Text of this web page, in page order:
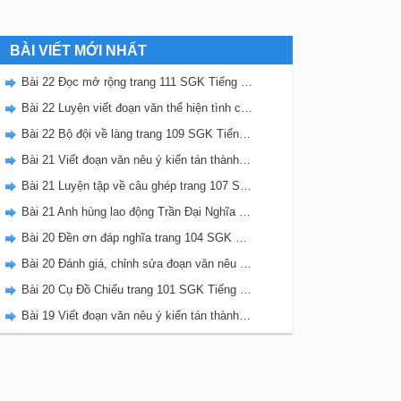
BÀI VIẾT MỚI NHẤT
Bài 22 Đọc mở rộng trang 111 SGK Tiếng Việt 5 Kết nối tri thức tập 2
Bài 22 Luyện viết đoạn văn thể hiện tình cảm, cảm xúc về một sự việc trang 111 SGK Tiếng Việt 5 Kết nối tri thức tập 2
Bài 22 Bộ đội về làng trang 109 SGK Tiếng Việt 5 Kết nối tri thức tập 2
Bài 21 Viết đoạn văn nêu ý kiến tán thành một sự việc, hiện tượng (Bài viết số 2) trang 108 SGK Tiếng Việt 5 Kết nối tri thức tập 2
Bài 21 Luyện tập về câu ghép trang 107 SGK Tiếng Việt 5 Kết nối tri thức tập 2
Bài 21 Anh hùng lao động Trần Đại Nghĩa trang 106 SGK Tiếng Việt 5 Kết nối tri thức tập 2
Bài 20 Đền ơn đáp nghĩa trang 104 SGK Tiếng Việt 5 Kết nối tri thức tập 2
Bài 20 Đánh giá, chỉnh sửa đoạn văn nêu ý kiến tán thành một sự vật, hiện tượng trang 103 SGK Tiếng Việt 5 Kết nối tri thức tập 2
Bài 20 Cụ Đồ Chiểu trang 101 SGK Tiếng Việt 5 Kết nối tri thức tập 2
Bài 19 Viết đoạn văn nêu ý kiến tán thành một sự việc, hiện tượng (Bài viết số 1) trang 100 SGK Tiếng Việt 5 Kết nối tri thức tập 2